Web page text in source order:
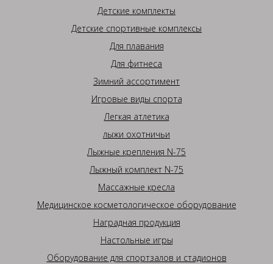
Детские комплекты
Детские спортивные комплексы
Для плавания
Для фитнеса
Зимний ассортимент
Игровые виды спорта
Легкая атлетика
лыжи охотничьи
Лыжные крепления N-75
Лыжный комплект N-75
Массажные кресла
Медицинское косметологическое оборудование
Наградная продукция
Настольные игры
Оборудование для спортзалов и стадионов